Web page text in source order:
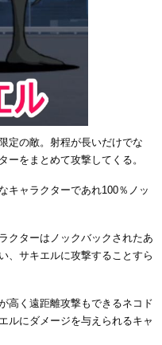
定の敵。射程が長いだけでな
ーをまとめて攻撃してくる。
キャラクターであれ100％ノッ
クターはノックバックされたあ
、サキエルに攻撃することすら
高く遠距離攻撃もできるネコド
ルにダメージを与えられるキャ